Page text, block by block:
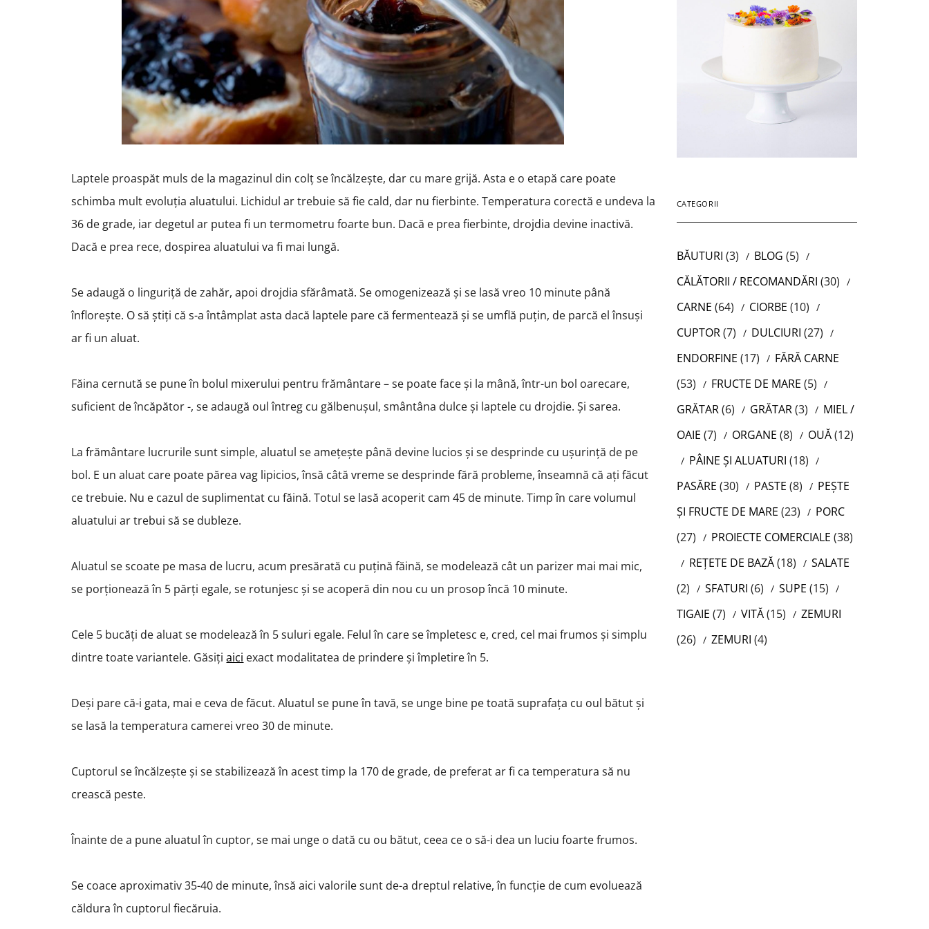
Laptele proaspăt muls de la magazinul din colț se încălzește, dar cu mare grijă. Asta e o etapă care poate
schimba mult evoluția aluatului. Lichidul ar trebuie să fie cald, dar nu fierbinte. Temperatura corectă e undeva la
36 de grade, iar degetul ar putea fi un termometru foarte bun. Dacă e prea fierbinte, drojdia devine inactivă.
Dacă e prea rece, dospirea aluatului va fi mai lungă.
Se adaugă o linguriță de zahăr, apoi drojdia sfărâmată. Se omogenizează și se lasă vreo 10 minute până
înflorește. O să știți că s-a întâmplat asta dacă laptele pare că fermentează și se umflă puțin, de parcă el însuși
ar fi un aluat.
Făina cernută se pune în bolul mixerului pentru frământare – se poate face și la mână, într-un bol oarecare,
suficient de încăpător -, se adaugă oul întreg cu gălbenușul, smântâna dulce și laptele cu drojdie. Și sarea.
La frământare lucrurile sunt simple, aluatul se amețește până devine lucios și se desprinde cu ușurință de pe
bol. E un aluat care poate părea vag lipicios, însă câtă vreme se desprinde fără probleme, înseamnă că ați făcut
ce trebuie. Nu e cazul de suplimentat cu făină. Totul se lasă acoperit cam 45 de minute. Timp în care volumul
aluatului ar trebui să se dubleze.
Aluatul se scoate pe masa de lucru, acum presărată cu puțină făină, se modelează cât un parizer mai mai mic,
se porționează în 5 părți egale, se rotunjesc și se acoperă din nou cu un prosop încă 10 minute.
Cele 5 bucăți de aluat se modelează în 5 suluri egale. Felul în care se împletesc e, cred, cel mai frumos și simplu
dintre toate variantele. Găsițiaici exact modalitatea de prindere și împletire în 5.
Deși pare că-i gata, mai e ceva de făcut. Aluatul se pune în tavă, se unge bine pe toată suprafața cu oul bătut și
se lasă la temperatura camerei vreo 30 de minute.
Cuptorul se încălzește și se stabilizează în acest timp la 170 de grade, de preferat ar fi ca temperatura să nu
crească peste.
Înainte de a pune aluatul în cuptor, se mai unge o dată cu ou bătut, ceea ce o să-i dea un luciu foarte frumos.
Se coace aproximativ 35-40 de minute, însă aici valorile sunt de-a dreptul relative, în funcție de cum evoluează
căldura în cuptorul fiecăruia.
CATEGORII
BĂUTURI (3) BLOG (5)
CĂLĂTORII / RECOMANDĂRI (30)
CARNE (64) CIORBE (10)
CUPTOR(7) DULCIURI (27)
ENDORFINE (17)
FĂRĂ CARNE
(53)
FRUCTE DE MARE (5)
GRĂTAR(6) GRĂTAR(3)
MIEL /
OAIE (7) ORGANE (8) OUĂ(12)
PÂINE ȘI ALUATURI (18)
PASĂRE (30) PASTE (8)
PEȘTE
ȘI FRUCTE DE MARE (23)
PORC
(27)
PROIECTE COMERCIALE (38)
REȚETE DE BAZĂ(18)
SALATE
(2)
SFATURI (6) SUPE (15)
TIGAIE (7) VITĂ(15)
ZEMURI
(26)
ZEMURI (4)